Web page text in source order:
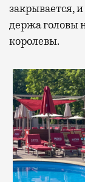
закрывается,
держа головы
королевы.